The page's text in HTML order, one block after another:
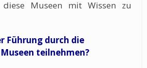
Museen mit Wissen zu
Führung durch die
teilnehmen?